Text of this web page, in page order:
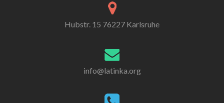
Hubstr. 15 76227 Karlsruhe
info@latinka.org